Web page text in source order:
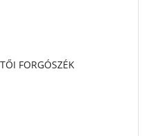
FORGÓSZÉK